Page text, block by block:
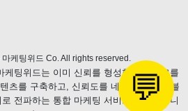
💬
케팅위드 Co. All rights reserved.
팅위드는 이미 신뢰를 형성한 웹블로그를
츠를 구축하고, 신뢰도를 네이버 브랜드 블
로 전파하는 통합 마케팅 서비스를 제공합니